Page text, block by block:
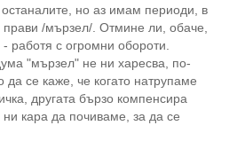
но аз имам периоди, в
/мързел/. Отмине ли, обаче,
работя с огромни обороти.
"мързел" не ни харесва, по-
да се каже, че когато натрупаме
другата бързо компенсира
кара да почиваме, за да се